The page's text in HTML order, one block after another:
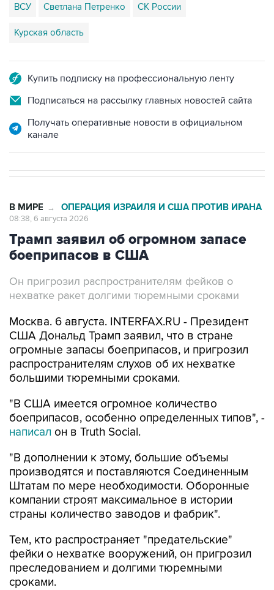
ВСУ Светлана Петренко СК России
Курская область
Купить подписку на профессиональную ленту
Подписаться на рассылку главных новостей сайта
Получать оперативные новости в официальном
канале
В МИРЕ → ОПЕРАЦИЯ ИЗРАИЛЯ И США ПРОТИВ ИРАНА
08:38, 6 августа 2026
Трамп заявил об огромном запасе
боеприпасов в США
Он пригрозил распространителям фейков о
нехватке ракет долгими тюремными сроками
Москва. 6 августа. INTERFAX.RU - Президент
США Дональд Трамп заявил, что в стране
огромные запасы боеприпасов, и пригрозил
распространителям слухов об их нехватке
большими тюремными сроками.
"В США имеется огромное количество
боеприпасов, особенно определенных типов", -
написал он в Truth Social.
"В дополнении к этому, большие объемы
производятся и поставляются Соединенным
Штатам по мере необходимости. Оборонные
компании строят максимальное в истории
страны количество заводов и фабрик".
Тем, кто распространяет "предательские"
фейки о нехватке вооружений, он пригрозил
преследованием и долгими тюремными
сроками.